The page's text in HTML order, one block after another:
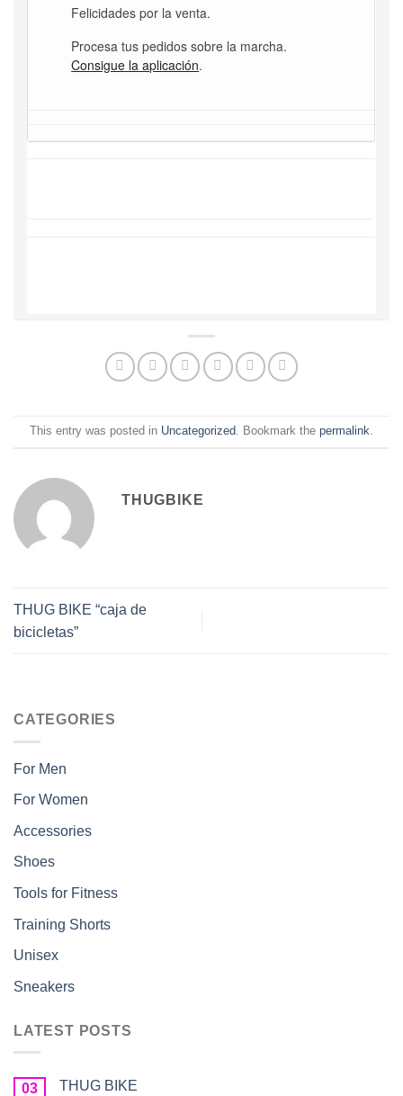
Felicidades por la venta.
Procesa tus pedidos sobre la marcha.
Consigue la aplicación.
This entry was posted in Uncategorized . Bookmark the permalink
THUGBIKE
THUG BIKE “caja de
bicicletas”
CATEGORIES
For Men
For Women
Accessories
Shoes
Tools for Fitness
Training Shorts
Unisex
Sneakers
LATEST POSTS
03 THUG BIKE